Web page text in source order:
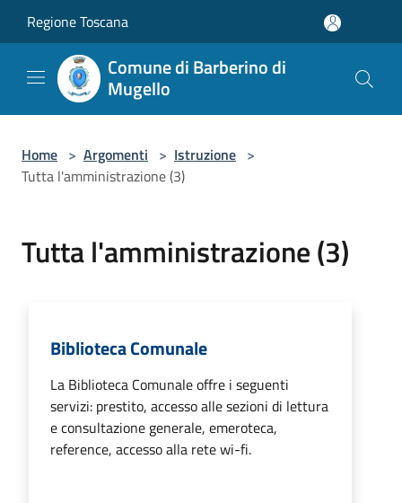
Regione Toscana
Comune di Barberino di
Mugello
Home > Argomenti > Istruzione >
Tutta l'amministrazione (3)
Tutta l'amministrazione (3)
Biblioteca Comunale
La Biblioteca Comunale offre i seguenti
servizi: prestito, accesso alle sezioni di lettura
e consultazione generale, emeroteca,
reference, accesso alla rete wi-fi.